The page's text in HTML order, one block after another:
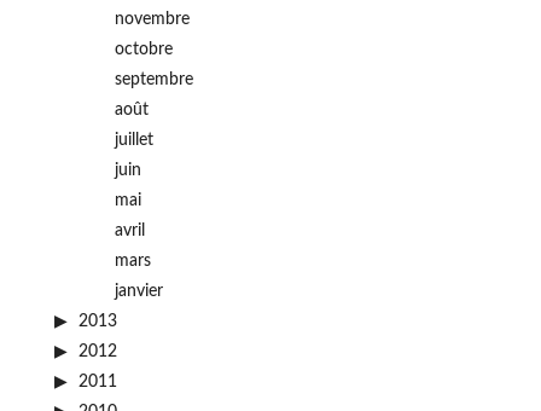
novembre
octobre
septembre
août
juillet
juin
mai
avril
mars
janvier
2013
2012
2011